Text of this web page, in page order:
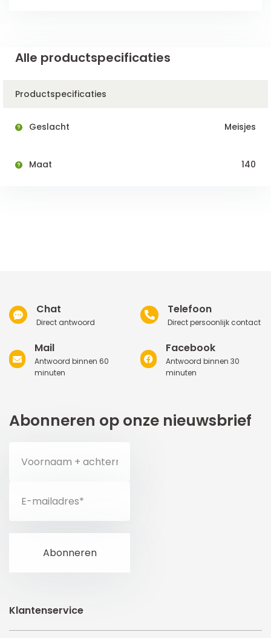
Alle productspecificaties
Productspecificaties
Geslacht Meisjes
Maat 140
Chat
Direct antwoord
Telefoon
Direct persoonlijk contact
Mail
Antwoord binnen 60
minuten
Facebook
Antwoord binnen 30
minuten
Abonneren op onze nieuwsbrief
Klantenservice